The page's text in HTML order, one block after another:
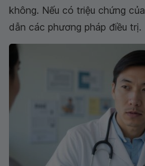
không. Nếu có triệu chứng
dẫn các phương pháp điều trị.